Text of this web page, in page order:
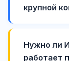
крупной
Нужно ли
работает